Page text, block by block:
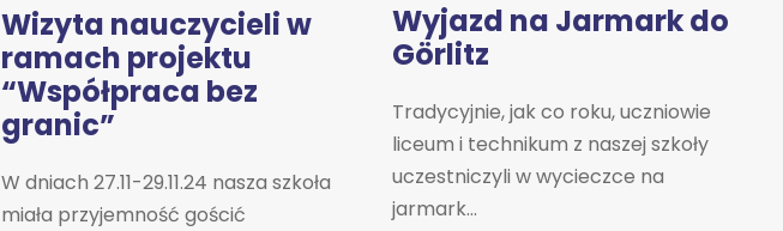
Wyjazd na Jarmark do
Görlitz
Tradycyjnie, jak co roku, uczniowie
liceum i technikum z naszej szkoły
uczestniczyli w wycieczce na
jarmark...
Wizyta nauczycieli w
ramach projektu
“Współpraca bez
granic”
W dniach 27.11-29.11.24 nasza szkoła
miała przyjemność gościć